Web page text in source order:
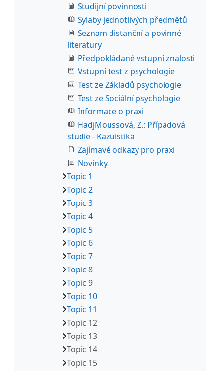
Studijní povinnosti
Sylaby jednotlivých předmětů
Seznam distanční a povinné
literatury
Předpokládané vstupní znalosti
Vstupní test z psychologie
Test ze Základů psychologie
Test ze Sociální psychologie
Informace o praxi
HadjMoussová, Z.: Případová
studie - Kazuistika
Zajímavé odkazy pro praxi
Novinky
Topic 1
Topic 2
Topic 3
Topic 4
Topic 5
Topic 6
Topic 7
Topic 8
Topic 9
Topic 10
Topic 11
Topic 12
Topic 13
Topic 14
Topic 15